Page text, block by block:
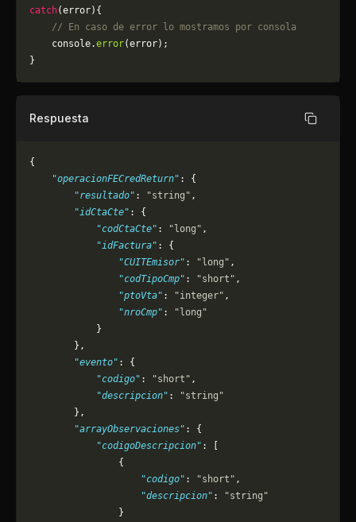
catch(error){
    // En caso de error lo mostramos por consola
	console.
error(error);
}
Respuesta Copiar
{
    "operacionFECredReturn"
: {
        "resultado"
: "string" ,
        "idCtaCte"
: {
            "codCtaCte"
: "long" ,
            "idFactura"
: {
                "CUITEmisor"
: "long" ,
                "codTipoCmp"
: "short" ,
                "ptoVta"
: "integer" ,
                "nroCmp"
:
"long"
            }
        },
        "evento"
: {
            "codigo"
: "short" ,
            "descripcion"
:
"string"
        },
        "arrayObservaciones"
: {
            "codigoDescripcion"
: [
                {
                    "codigo"
: "short" ,
                    "descripcion"
:
"string"
                }